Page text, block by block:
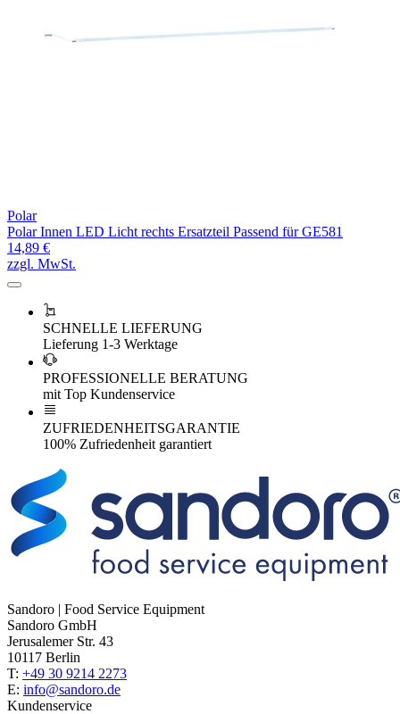
Polar
Polar Innen LED Licht rechts Ersatzteil Passend für GE581
14,89 €
zzgl. MwSt.
SCHNELLE LIEFERUNG
Lieferung 1-3 Werktage
PROFESSIONELLE BERATUNG
mit Top Kundenservice
ZUFRIEDENHEITSGARANTIE
100% Zufriedenheit garantiert
Sandoro | Food Service Equipment
Sandoro GmbH
Jerusalemer Str. 43
10117 Berlin
T: +49 30 9214 2273
E: info@sandoro.de
Kundenservice